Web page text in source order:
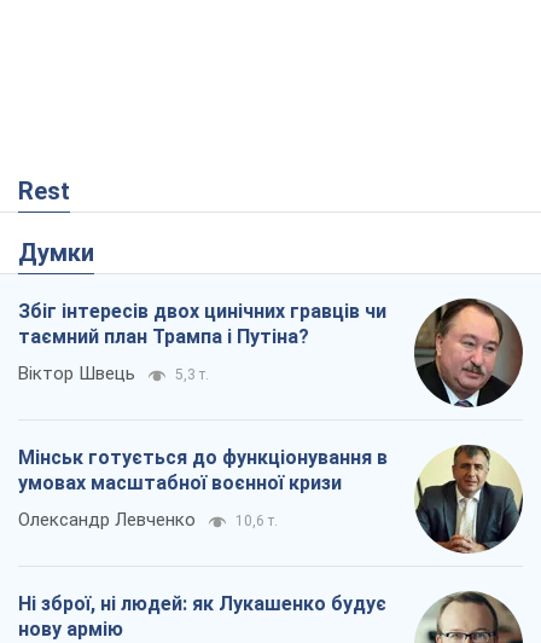
Rest
Думки
Збіг інтересів двох цинічних гравців чи
таємний план Трампа і Путіна?
Віктор Швець 5,3 т.
Мінськ готується до функціонування в
умовах масштабної воєнної кризи
Олександр Левченко 10,6 т.
Ні зброї, ні людей: як Лукашенко будує
нову армію